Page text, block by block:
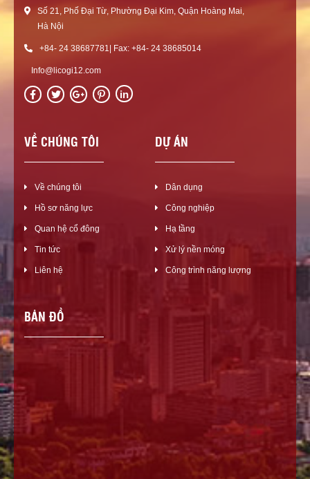
Số 21, Phố Đại Từ, Phường Đại Kim, Quận Hoàng Mai,
Hà Nội
+84- 24 38687781| Fax: +84- 24 38685014
Info@licogi12.com
in
VỀ CHÚNG TÔI
Về chúng tôi
Hồ sơ năng lực
Quan hệ cổ đông
Tin tức
Liên hệ
DỰ ÁN
Dân dụng
Công nghiệp
Hạ tầng
Xử lý nền móng
Công trình năng lượng
BẢN ĐỒ